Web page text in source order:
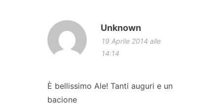
Unknown
19 Aprile 2014 alle
14:14
È bellissimo Ale! Tanti auguri e un
bacione